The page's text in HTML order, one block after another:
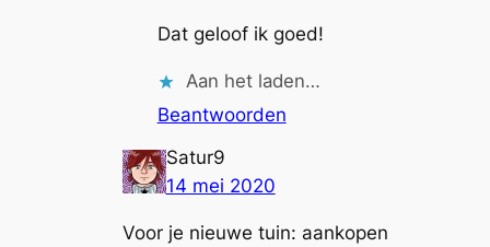
Dat geloof ik goed!
Aan het laden…
Beantwoorden
Satur9
14 mei 2020
Voor je nieuwe tuin: aankopen